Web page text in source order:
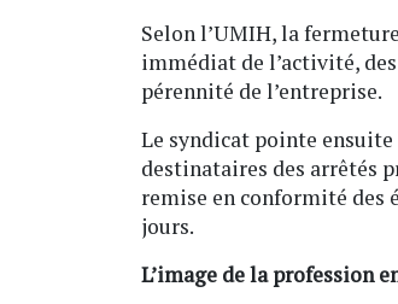
Selon l’UMIH, la
immédiat de l’activité,
pérennité de l’entreprise.
Le syndicat pointe
destinataires des arrêtés
remise en conformité des
jours.
L’image de la profession